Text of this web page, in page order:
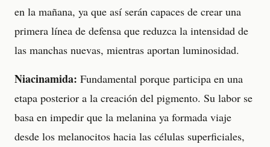
en la mañana, ya que así serán capaces de crear una
primera línea de defensa que reduzca la intensidad de
las manchas nuevas, mientras aportan luminosidad.
Niacinamida: Fundamental porque participa en una
etapa posterior a la creación del pigmento. Su labor se
basa en impedir que la melanina ya formada viaje
desde los melanocitos hacia las células superficiales,